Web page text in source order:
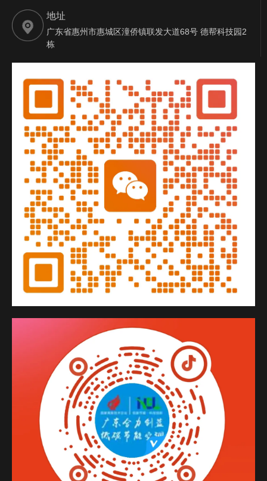
地址
广东省惠州市惠城区潼侨镇联发大道68号 德帮科技园2
栋